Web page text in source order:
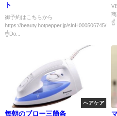
ト
御予約はこちらから
https://beauty.hotpepper.jp/slnH000506745/
☝Do...
☝
ヘアケア
毎朝のブロー三箇条